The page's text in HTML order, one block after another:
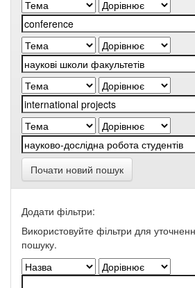
Почати новий пошук
Додати фільтри:
Використовуйте фільтри для
пошуку.